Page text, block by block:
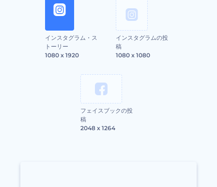
インスタグラム・ス
トーリー
1080 x 1920
インスタグラムの投
稿
1080 x 1080
フェイスブックの投
稿
2048 x 1264